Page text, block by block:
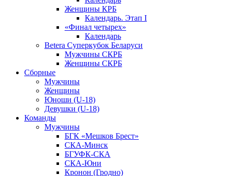
Женщины КРБ
Календарь. Этап I
«Финал четырех»
Календарь
Betera Суперкубок Беларуси
Мужчины СКРБ
Женщины СКРБ
Сборные
Мужчины
Женщины
Юноши (U-18)
Девушки (U-18)
Команды
Мужчины
БГК «Мешков Брест»
СКА-Минск
БГУФК-СКА
СКА-Юни
Кронон (Гродно)